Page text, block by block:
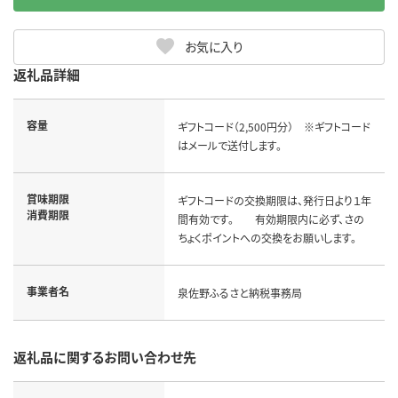
お気に入り
返礼品詳細
容量
ギフトコード（2,500円分） ※ギフトコード
はメールで送付します。
賞味期限
消費期限
ギフトコードの交換期限は、発行日より１年
間有効です。 有効期限内に必ず、さの
ちょくポイントへの交換をお願いします。
事業者名 泉佐野ふるさと納税事務局
返礼品に関するお問い合わせ先